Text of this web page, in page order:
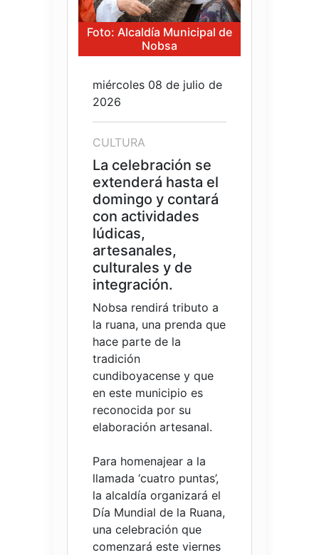
Foto: Alcaldía Municipal de
Nobsa
miércoles 08 de julio de
2026
CULTURA
La celebración se
extenderá hasta el
domingo y contará
con actividades
lúdicas,
artesanales,
culturales y de
integración.
Nobsa rendirá tributo a
la ruana, una prenda que
hace parte de la
tradición
cundiboyacense y que
en este municipio es
reconocida por su
elaboración artesanal.
Para homenajear a la
llamada ‘cuatro puntas’,
la alcaldía organizará el
Día Mundial de la Ruana,
una celebración que
comenzará este viernes